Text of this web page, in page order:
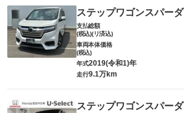
ステップワゴンスパーダ
支払総額
(税込)(リ済込)
車両本体価格
(税込)
年式2019(令和1)年
走行9.1万km
ステップワゴンスパーダ